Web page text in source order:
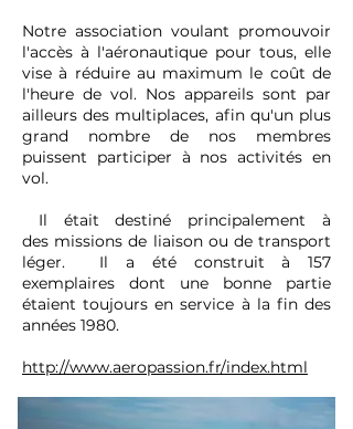
Notre association voulant promouvoir
l'accès à l'aéronautique pour tous, elle
vise à réduire au maximum le coût de
l'heure de vol. Nos appareils sont par
ailleurs des multiplaces, afin qu'un plus
grand nombre de nos membres
puissent participer à nos activités en
vol.
Il étaitdestiné principalement à
des missions de liaisonou de transport
léger. Il a été construit à 157
exemplaires dont une bonne partie
étaient toujours en service à la fin des
années 1980.
http://www.aeropassion.fr/index.html